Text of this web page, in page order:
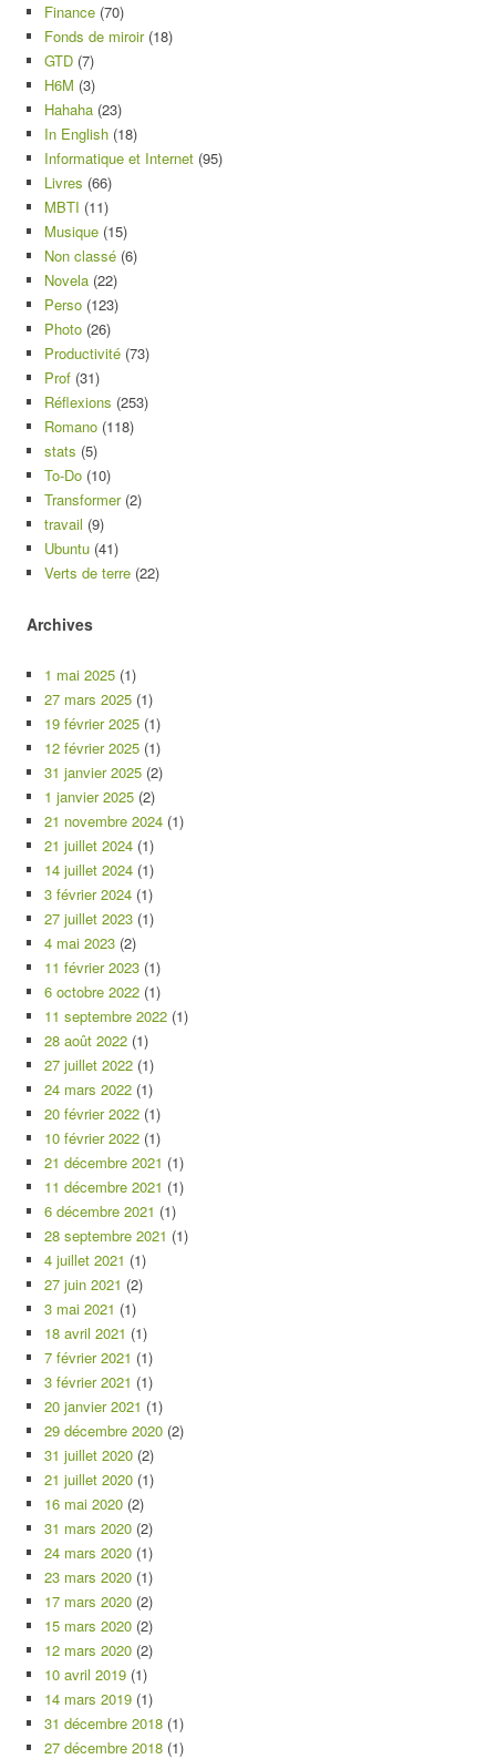
Finance (70)
Fonds de miroir(18)
GTD (7)
H6M (3)
Hahaha (23)
In English (18)
Informatique et Internet (95)
Livres (66)
MBTI (11)
Musique (15)
Non classé (6)
Novela (22)
Perso (123)
Photo (26)
Productivité (73)
Prof (31)
Réflexions (253)
Romano (118)
stats (5)
To-Do (10)
Transformer(2)
travail (9)
Ubuntu (41)
Verts de terre (22)
Archives
1 mai 2025 (1)
27 mars 2025 (1)
19 février 2025 (1)
12 février 2025 (1)
31 janvier 2025 (2)
1 janvier 2025 (2)
21 novembre 2024 (1)
21 juillet 2024 (1)
14 juillet 2024 (1)
3 février 2024 (1)
27 juillet 2023 (1)
4 mai 2023 (2)
11 février 2023 (1)
6 octobre 2022 (1)
11 septembre 2022 (1)
28 août 2022 (1)
27 juillet 2022 (1)
24 mars 2022 (1)
20 février 2022 (1)
10 février 2022 (1)
21 décembre 2021 (1)
11 décembre 2021 (1)
6 décembre 2021 (1)
28 septembre 2021 (1)
4 juillet 2021 (1)
27 juin 2021 (2)
3 mai 2021 (1)
18 avril 2021 (1)
7 février 2021 (1)
3 février 2021 (1)
20 janvier 2021 (1)
29 décembre 2020 (2)
31 juillet 2020 (2)
21 juillet 2020 (1)
16 mai 2020 (2)
31 mars 2020 (2)
24 mars 2020 (1)
23 mars 2020 (1)
17 mars 2020 (2)
15 mars 2020 (2)
12 mars 2020 (2)
10 avril 2019 (1)
14 mars 2019 (1)
31 décembre 2018 (1)
27 décembre 2018 (1)